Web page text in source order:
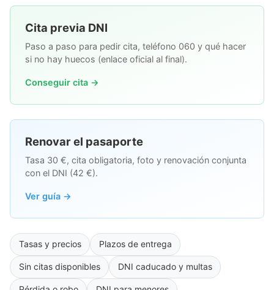
Cita previa DNI
Paso a paso para pedir cita, teléfono 060 y qué hacer
si no hay huecos (enlace oficial al final).
Conseguir cita →
Renovar el pasaporte
Tasa 30 €, cita obligatoria, foto y renovación conjunta
con el DNI (42 €).
Ver guía →
Tasas y precios Plazos de entrega
Sin citas disponibles DNI caducado y multas